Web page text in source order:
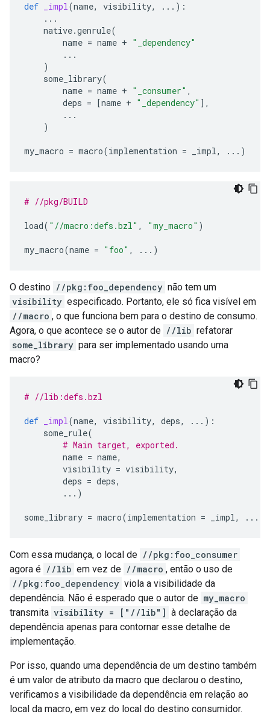
def _impl(name, visibility, ... ):
...
native.genrule(
name = name + "_dependency"
...
)
some_library(
name = name + "_consumer" ,
deps = [name + "_dependency" ],
...
)
my_macro = macro(implementation = _impl, ... )
# //pkg/BUILD
load( "//macro:defs.bzl" , "my_macro" )
my_macro(name = "foo" , ... )
O destino //pkg:foo_dependency não tem um
visibility especificado. Portanto, ele só fica visível em
//macro , o que funciona bem para o destino de consumo.
Agora, o que acontece se o autor de //lib refatorar
some_library para ser implementado usando uma
macro?
# //lib:defs.bzl
def _impl(name, visibility, deps, ... ):
some_rule(
# Main target, exported.
name = name,
visibility = visibility,
deps = deps,
... )
some_library = macro(implementation = _impl, ...
Com essa mudança, o local de //pkg:foo_consumer
agora é //lib em vez de //macro , então o uso de
//pkg:foo_dependency viola a visibilidade da
dependência. Não é esperado que o autor de my_macro
transmita visibility = ["//lib"] à declaração da
dependência apenas para contornar esse detalhe de
implementação.
Por isso, quando uma dependência de um destino também
é um valor de atributo da macro que declarou o destino,
verificamos a visibilidade da dependência em relação ao
local da macro, em vez do local do destino consumidor.